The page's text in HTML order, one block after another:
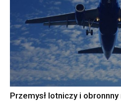
Przemysł lotniczy i